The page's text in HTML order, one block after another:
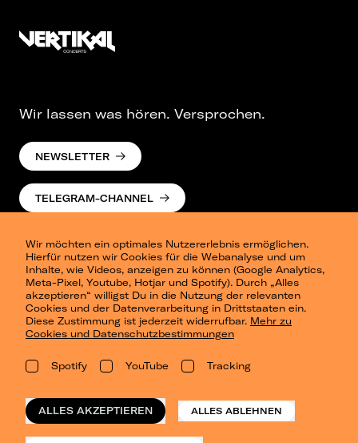
Wir möchten ein optimales Nutzererlebnis ermöglichen.
Hierfür nutzen wir Cookies für die Webanalyse und um
Inhalte, wie Videos, anzeigen zu können (Google Analytics,
Meta-Pixel, Youtube, Hotjar und Spotify). Durch „Alles
akzeptieren“ willigst Du in die Nutzung der relevanten
Cookies und der Datenverarbeitung in Drittstaaten ein.
Diese Zustimmung ist jederzeit widerrufbar. Mehr zu
Cookies und Datenschutzbestimmungen
Spotify YouTube Tracking
ALLES AKZEPTIEREN ALLES ABLEHNEN
Wir lassen was hören. Versprochen.
NEWSLETTER
TELEGRAM-CHANNEL
Presse
Berlin
Dresden
Leipzig
Konzertsommer Petersberg
Vergangene Shows
o_team
Datenschutz